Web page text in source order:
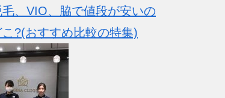
、VIO、脇で値段が安いの
こ?(おすすめ比較の特集)